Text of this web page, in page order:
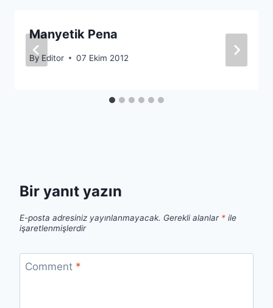
Manyetik Pena
By Editor 07 Ekim 2012
Bir yanıt yazın
E-posta adresiniz yayınlanmayacak. Gerekli alanlar * ile
işaretlenmişlerdir
Comment *